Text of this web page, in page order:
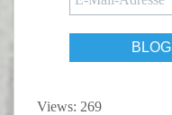
Views: 269